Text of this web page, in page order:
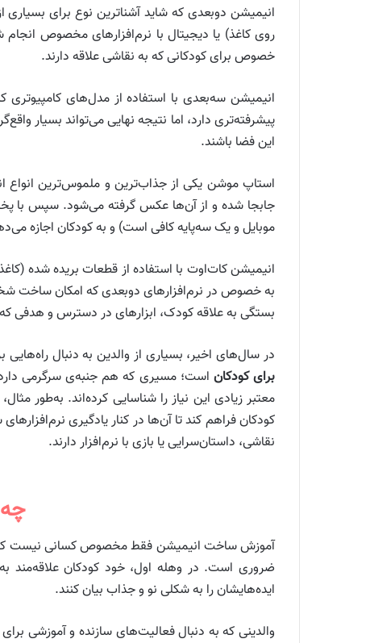
انیمیشن دوبعدی که شاید آشناترین نوع برای
روی کاغذ) یا دیجیتال با نرم‌افزارهای مخصوص
خصوص برای کودکانی که به نقاشی علاقه دارند.
انیمیشن سه‌بعدی با استفاده از مدل‌های
پیشرفته‌تری دارد، اما نتیجه نهایی می‌تواند بسیار
این فضا باشند.
استاپ موشن یکی از جذاب‌ترین و ملموس‌ترین انواع
جابجا شده و از آن‌ها عکس گرفته می‌شود. سپس با
موبایل و یک سه‌پایه کافی است) و به کودکان اجازه
انیمیشن کات‌اوت با استفاده از قطعات بریده شده
به خصوص در نرم‌افزارهای دوبعدی که امکان ساخت
بستگی به علاقه کودک، ابزارهای در دسترس و هدفی
در سال‌های اخیر، بسیاری از والدین به دنبال
برای کودکان است؛ مسیری که هم جنبه‌ی سرگرمی دارد
معتبر زیادی این نیاز را شناسایی کرده‌اند. به‌طور
کودکان فراهم کند تا آن‌ها در کنار یادگیری
نقاشی، داستان‌سرایی یا بازی با نرم‌افزار دارند.
آموزش ساخت انیمیشن فقط مخصوص کسانی نیست که
ضروری است. در وهله اول، خود کودکان
ایده‌هایشان را به شکلی نو و جذاب بیان کنند.
والدینی که به دنبال فعالیت‌های سازنده و آموزشی